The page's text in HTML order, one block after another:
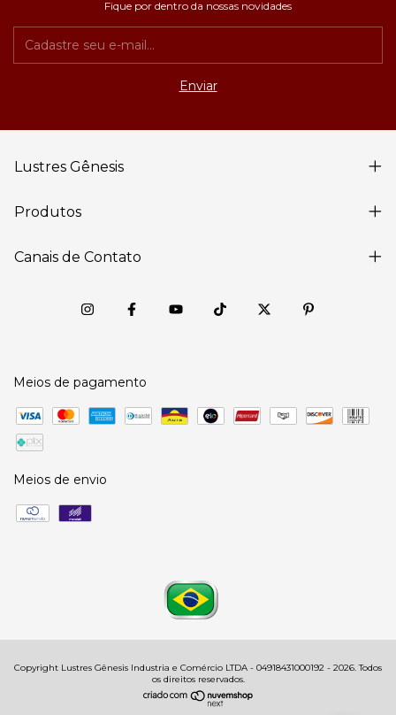
Fique por dentro da nossas novidades
Lustres Gênesis
Produtos
Canais de Contato
Meios de pagamento
Meios de envio
Copyright Lustres Gênesis Industria e Comércio LTDA - 04918431000192 - 2026. Todos
os direitos reservados.